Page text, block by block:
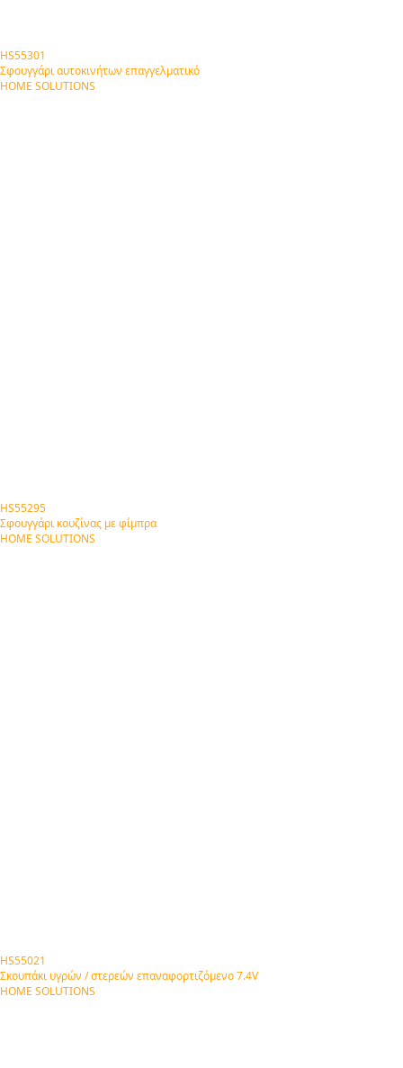
HS55301
Σφουγγάρι αυτοκινήτων επαγγελματικό
HOME SOLUTIONS
HS55295
Σφουγγάρι κουζίνας με φίμπρα
HOME SOLUTIONS
HS55021
Σκουπάκι υγρών / στερεών επαναφορτιζόμενο 7.4V
HOME SOLUTIONS